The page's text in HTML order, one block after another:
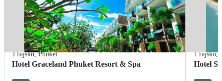
Thajsko,Phuket
Hotel Graceland Phuket Resort & Spa
Thajsko,
Hotel